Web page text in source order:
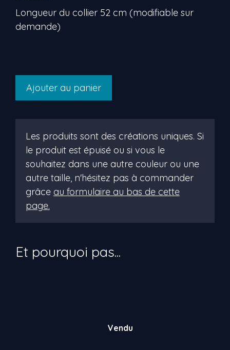
Longueur du collier 52 cm (modifiable sur
demande)
quantité
Ajouter au panier
Les produits sont des créations uniques. Si
le produit est épuisé ou si vous le
souhaitez dans une autre couleur ou une
autre taille, n'hésitez pas à commander
grâce au formulaire au bas de cette
page.
Vendu